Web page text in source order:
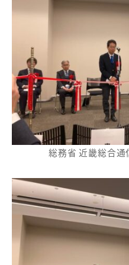
総務省 近畿総合通